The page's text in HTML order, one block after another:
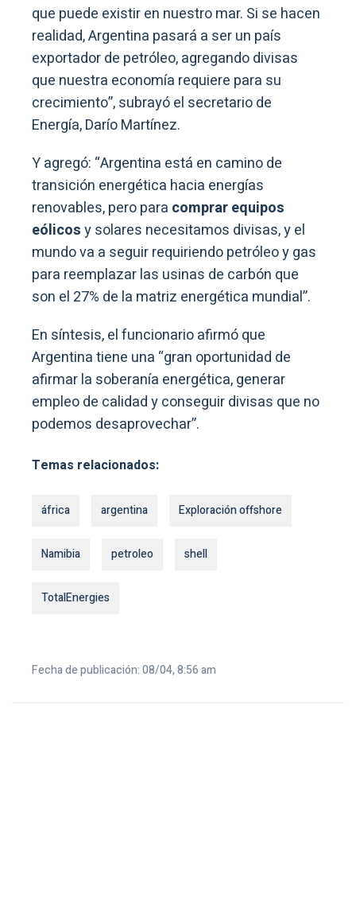
que puede existir en nuestro mar. Si se hacen
realidad, Argentina pasará a ser un país
exportador de petróleo, agregando divisas
que nuestra economía requiere para su
crecimiento”, subrayó el secretario de
Energía, Darío Martínez.
Y agregó: “Argentina está en camino de
transición energética hacia energías
renovables, pero para comprar equipos
eólicosy solares necesitamos divisas, y el
mundo va a seguir requiriendo petróleo y gas
para reemplazar las usinas de carbón que
son el 27% de la matriz energética mundial”.
En síntesis, el funcionario afirmó que
Argentina tiene una “gran oportunidad de
afirmar la soberanía energética, generar
empleo de calidad y conseguir divisas que no
podemos desaprovechar”.
Temas relacionados:
áfrica argentina Exploración offshore
Namibia petroleo shell
TotalEnergies
Fecha de publicación: 08/04, 8:56 am